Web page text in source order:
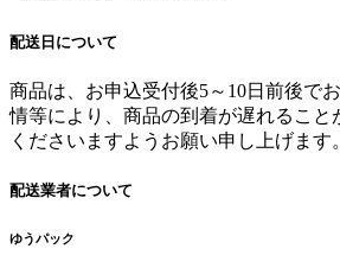
配送日について
商品は、お申込受付後5～10日前後で
情等により、商品の到着が遅れること
くださいますようお願い申し上げます。
配送業者について
ゆうパック